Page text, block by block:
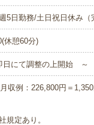
5日勤務/土日祝日休み（
休憩60分)
日にて調整の上開始
収例：226,800円＝
規定あり。